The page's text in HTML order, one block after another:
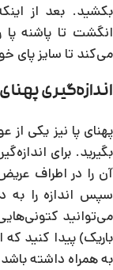
بکشید. بعد از
انگشت تا پاشنه
می‌کند تا سایز پای
اندازه‌گیری پهنای
پهنای پا نیز یکی
بگیرید. برای
آن را در اطراف
سپس اندازه را به
می‌توانید
باریک) پیدا کنید
به همراه داشته